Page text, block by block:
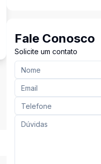
Fale Conosco
Solicite um contato